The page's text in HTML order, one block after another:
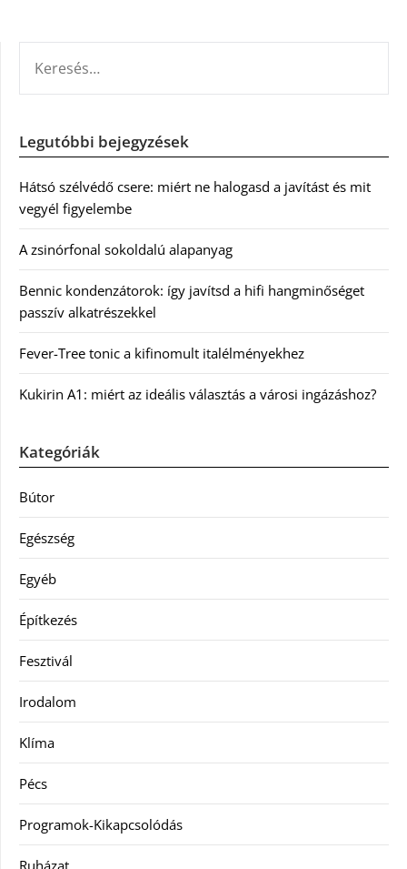
Legutóbbi bejegyzések
Hátsó szélvédő csere: miért ne halogasd a javítást és mit
vegyél figyelembe
A zsinórfonal sokoldalú alapanyag
Bennic kondenzátorok: így javítsd a hifi hangminőséget
passzív alkatrészekkel
Fever-Tree tonic a kifinomult italélményekhez
Kukirin A1: miért az ideális választás a városi ingázáshoz?
Kategóriák
Bútor
Egészség
Egyéb
Építkezés
Fesztivál
Irodalom
Klíma
Pécs
Programok-Kikapcsolódás